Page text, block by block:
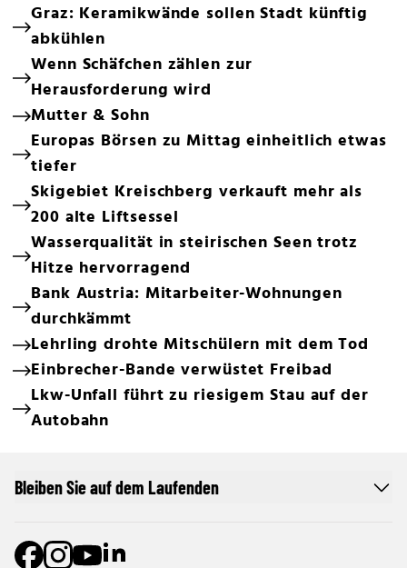
Graz: Keramikwände sollen Stadt künftig
abkühlen
Wenn Schäfchen zählen zur
Herausforderung wird
Mutter & Sohn
Europas Börsen zu Mittag einheitlich etwas
tiefer
Skigebiet Kreischberg verkauft mehr als
200 alte Liftsessel
Wasserqualität in steirischen Seen trotz
Hitze hervorragend
Bank Austria: Mitarbeiter-Wohnungen
durchkämmt
Lehrling drohte Mitschülern mit dem Tod
Einbrecher-Bande verwüstet Freibad
Lkw-Unfall führt zu riesigem Stau auf der
Autobahn
Bleiben Sie auf dem Laufenden